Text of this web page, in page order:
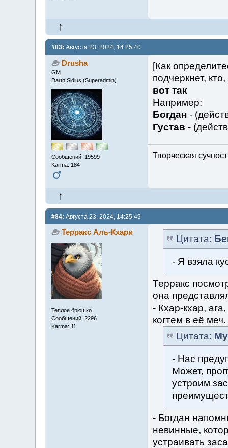
#83: Августа 23, 2024, 14:25:40
Drusha
GM
Darth Sidius (Superadmin)
Сообщений: 19599
Karma: 184
[Как
подчеркнет,
вот так
Например:
Богдан-
Густав -
Творческая
#84: Августа 23, 2024, 14:25:49
Терракс Аль-Кхари
Теплое брюшко
Сообщений: 2296
Karma: 11
Цитата:
- Я взяла
Терракс
она
- Кхар-кхар,
когтем в её меч.
Цитата:
- Нас
Может,
устроим
- Богдан
невинные,
устраивать